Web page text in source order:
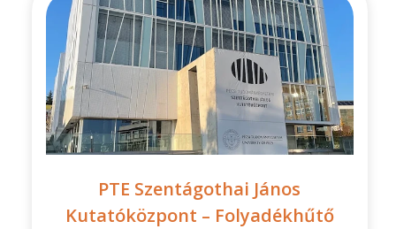
PTE Szentágothai János
Kutatóközpont – Folyadékhűtő